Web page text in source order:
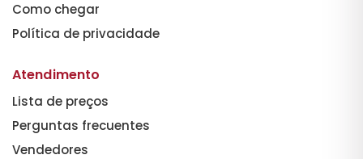
Como chegar
Política de privacidade
Atendimento
Lista de preços
Perguntas frecuentes
Vendedores